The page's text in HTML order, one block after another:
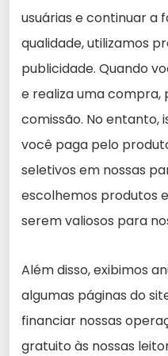
usuárias e continuar a
qualidade, utilizamos
publicidade. Quando
e realiza uma
comissão. No entanto,
você paga pelo
seletivos em nossas
escolhemos produtos
serem valiosos para
Além disso, exibimos
algumas páginas do
financiar nossas
gratuito às nossas